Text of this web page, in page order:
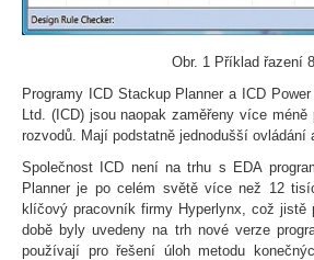
Obr. 1 Příklad řazení
Programy ICD Stackup Planner a ICD
Ltd. (ICD) jsou naopak zaměřeny více
rozvodů. Mají podstatně jednodušší
Společnost ICD není na trhu s EDA
Planner je po celém světě více než 12
klíčový pracovník firmy Hyperlynx, což
době byly uvedeny na trh nové verze
používají pro řešení úloh metodu